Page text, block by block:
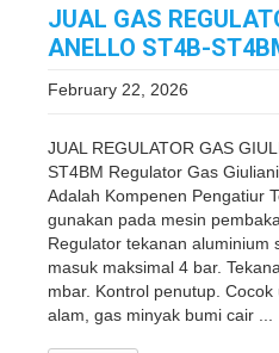
JUAL GAS
ANELLO ST4B-
February 22, 2026
JUAL REGULATOR GAS
ST4BM Regulator Gas
Adalah Kompenen Pengatiur
gunakan pada mesin
Regulator tekanan aluminium
masuk maksimal 4 bar.
mbar. Kontrol penutup.
alam, gas minyak bumi cair ...